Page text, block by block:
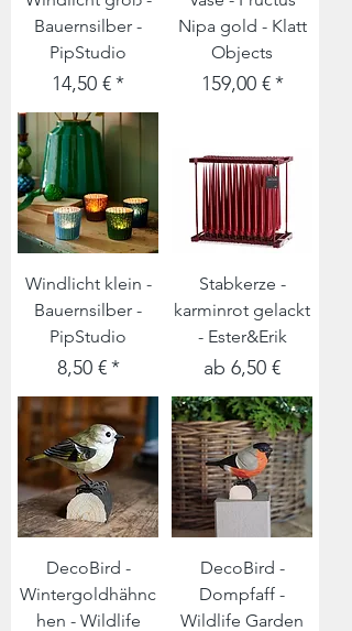
Bauernsilber -
PipStudio
Preis
14,50 €
Nipa gold - Klatt
Objects
Preis
159,00 €
Windlicht klein -
Bauernsilber -
PipStudio
Preis
8,50 €
Stabkerze -
karminrot gelackt
- Ester&Erik
ab 6,50 €
Sale-Preis
DecoBird -
Wintergoldhähnc
hen - Wildlife
DecoBird -
Dompfaff -
Wildlife Garden